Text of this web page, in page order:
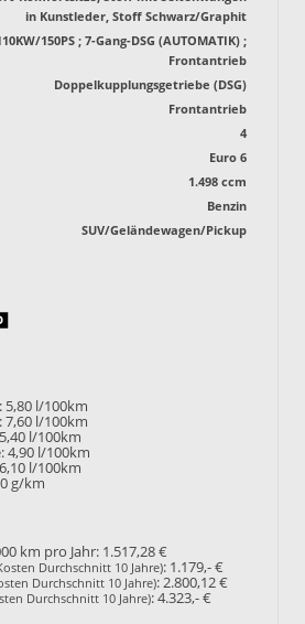
in Kunstleder, Stoff Schwarz/Graphit
150PS ; 7-Gang-DSG (AUTOMATIK) ;
Frontantrieb
Doppelkupplungsgetriebe (DSG)
Frontantrieb
4
Euro 6
1.498 ccm
Benzin
SUV/Geländewagen/Pickup
5,80 l/100km
7,60 l/100km
5,40 l/100km
4,90 l/100km
6,10 l/100km
g/km
km pro Jahr: 1.517,28 €
Durchschnitt 10 Jahre): 1.179,- €
Durchschnitt 10 Jahre):2.800,12 €
Durchschnitt 10 Jahre):4.323,- €